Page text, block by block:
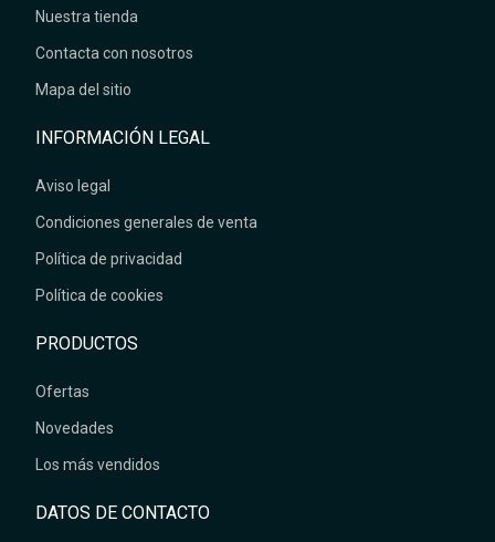
Nuestra tienda
Contacta con nosotros
Mapa del sitio
INFORMACIÓN LEGAL
Aviso legal
Condiciones generales de venta
Política de privacidad
Política de cookies
PRODUCTOS
Ofertas
Novedades
Los más vendidos
DATOS DE CONTACTO